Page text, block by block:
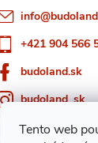
Tento web
info@
+421 904 566
budoland.sk
budoland_sk